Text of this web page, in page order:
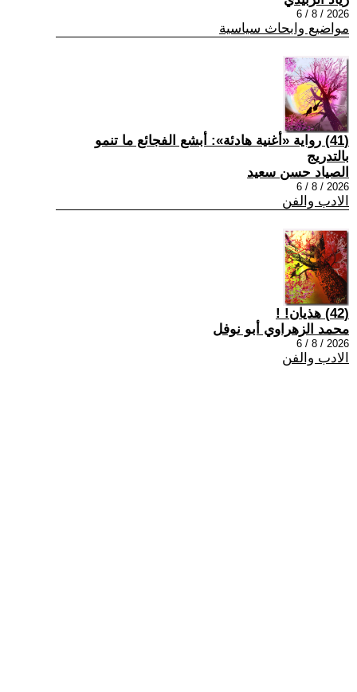
2026 / 8 / 6
مواضيع وابحاث سياسية
(41) رواية «أغنية هادئة»: أبشع الفجائع ما تنمو
بالتدريج
الصياد حسن سعيد
2026 / 8 / 6
الادب والفن
(42) هذيان! !
محمد الزهراوي أبو نوفل
2026 / 8 / 6
الادب والفن